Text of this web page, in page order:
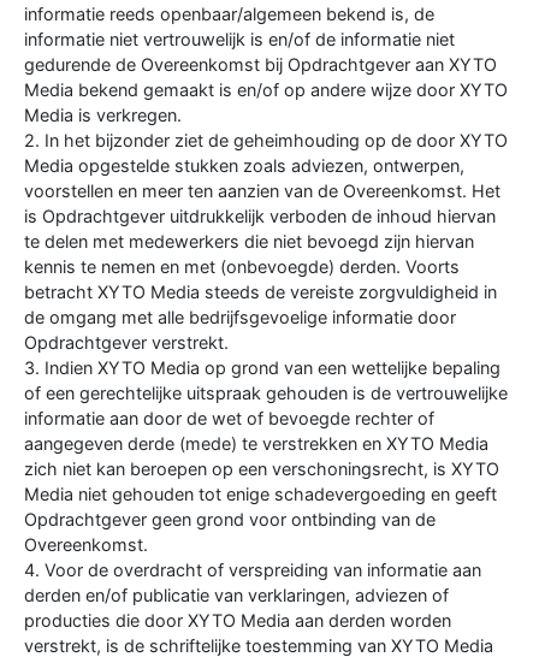
informatie reeds openbaar/algemeen bekend is, de
informatie niet vertrouwelijk is en/of de informatie niet
gedurende de Overeenkomst bij Opdrachtgever aan XYTO
Media bekend gemaakt is en/of op andere wijze door XYTO
Media is verkregen.
2. In het bijzonder ziet de geheimhouding op de door XYTO
Media opgestelde stukken zoals adviezen, ontwerpen,
voorstellen en meer ten aanzien van de Overeenkomst. Het
is Opdrachtgever uitdrukkelijk verboden de inhoud hiervan
te delen met medewerkers die niet bevoegd zijn hiervan
kennis te nemen en met (onbevoegde) derden. Voorts
betracht XYTO Media steeds de vereiste zorgvuldigheid in
de omgang met alle bedrijfsgevoelige informatie door
Opdrachtgever verstrekt.
3. Indien XYTO Media op grond van een wettelijke bepaling
of een gerechtelijke uitspraak gehouden is de vertrouwelijke
informatie aan door de wet of bevoegde rechter of
aangegeven derde (mede) te verstrekken en XYTO Media
zich niet kan beroepen op een verschoningsrecht, is XYTO
Media niet gehouden tot enige schadevergoeding en geeft
Opdrachtgever geen grond voor ontbinding van de
Overeenkomst.
4. Voor de overdracht of verspreiding van informatie aan
derden en/of publicatie van verklaringen, adviezen of
producties die door XYTO Media aan derden worden
verstrekt, is de schriftelijke toestemming van XYTO Media